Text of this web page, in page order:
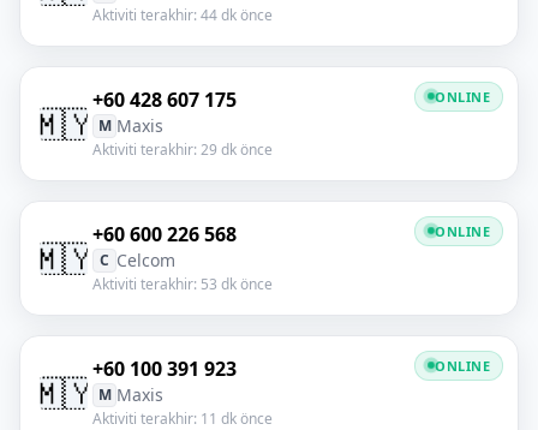
Aktiviti terakhir: 44 dk önce
🇲🇾
+60 428 607 175
M Maxis
Aktiviti terakhir: 29 dk önce
ONLINE
🇲🇾
+60 600 226 568
C Celcom
Aktiviti terakhir: 53 dk önce
ONLINE
🇲🇾
+60 100 391 923
M Maxis
Aktiviti terakhir: 11 dk önce
ONLINE